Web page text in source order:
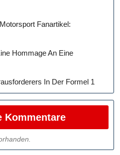
Fanartikel:
Hommage An Eine
In Der Formel 1
Kommentare